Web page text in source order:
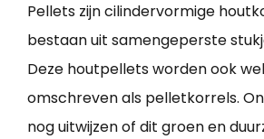
Pellets zijn cilindervormige
bestaan uit samengeperste
Deze houtpellets worden ook
omschreven als pelletkorrels.
nog uitwijzen of dit groen en